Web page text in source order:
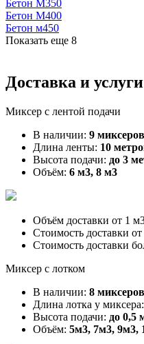
Бетон М350
Бетон М400
Бетон м450
Показать еще 8
Доставка и услуги
Миксер с лентой подачи
В наличии: 9 миксеров
Длина ленты: 10
Высота подачи: до 3
Объём: 6 м3, 8 м3
Объём доставки от 1
Стоимость доставки от
Стоимость доставки
Миксер с лотком
В наличии: 8 миксеров
Длина лотка у миксера:
Высота подачи: до 0,5
Объём: 5м3, 7м3, 9м3,